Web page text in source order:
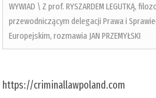
WYWIAD \ Z prof. RYSZARDEM LEGUTKĄ,
przewodniczącym delegacji Prawa i
Europejskim, rozmawia JAN PRZEMYŁSKI
https://criminallawpoland.com